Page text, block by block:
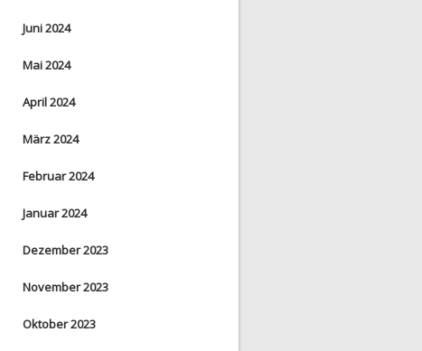
Juni 2024
Mai 2024
April 2024
März 2024
Februar 2024
Januar 2024
Dezember 2023
November 2023
Oktober 2023